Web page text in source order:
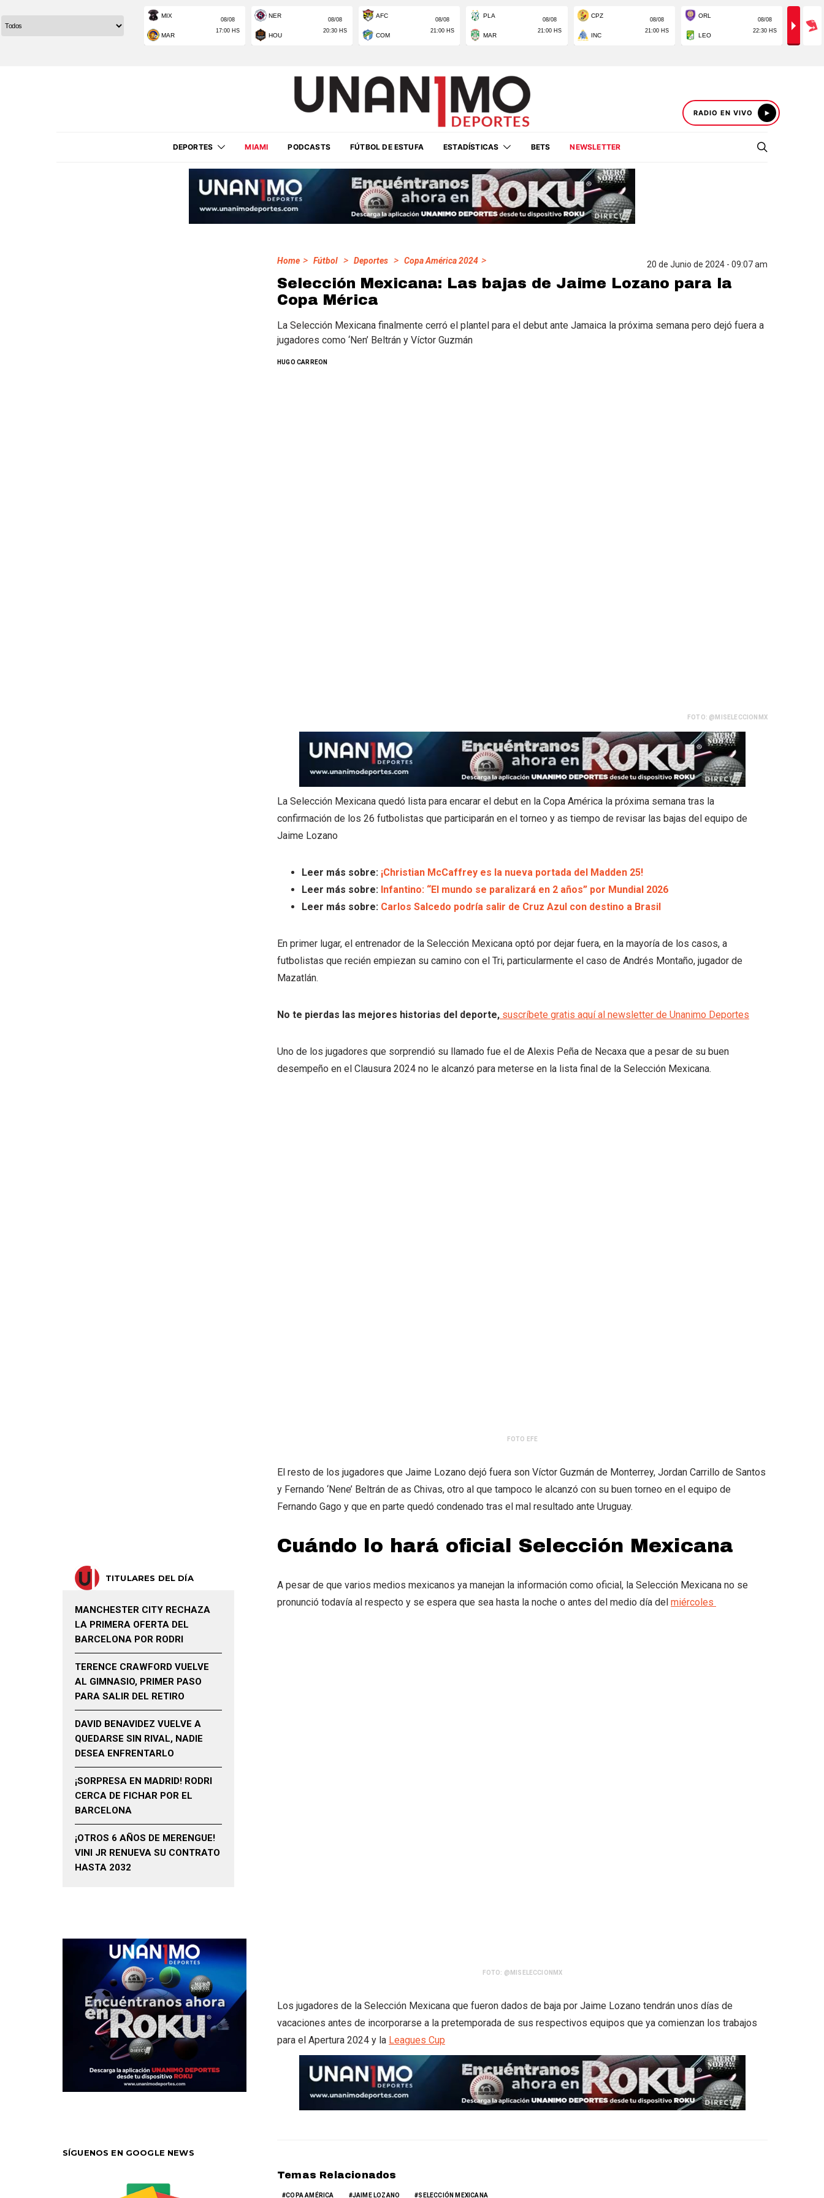
RADIO EN VIVO
DEPORTES MIAMI PODCASTS FÚTBOL DE ESTUFA ESTADÍSTICAS BETS NEWSLETTER
Home > Fútbol > Deportes > Copa América 2024 > 20 de Junio de 2024 - 09:07 am
Selección Mexicana: Las bajas de Jaime Lozano para la
Copa Mérica
La Selección Mexicana finalmente cerró el plantel para el debut ante Jamaica la próxima semana pero dejó fuera a
jugadores como ‘Nen’ Beltrán y Víctor Guzmán
HUGO CARREON
FOTO: @MISELECCIONMX
La Selección Mexicana quedó lista para encarar el debut en la Copa América la próxima semana tras la
confirmación de los 26 futbolistas que participarán en el torneo y as tiempo de revisar las bajas del equipo de
Jaime Lozano
Leer más sobre: ¡Christian McCaffrey es la nueva portada del Madden 25!
Leer más sobre: Infantino: “El mundo se paralizará en 2 años” por Mundial 2026
Leer más sobre: Carlos Salcedo podría salir de Cruz Azul con destino a Brasil
En primer lugar, el entrenador de la Selección Mexicana optó por dejar fuera, en la mayoría de los casos, a
futbolistas que recién empiezan su camino con el Tri, particularmente el caso de Andrés Montaño, jugador de
Mazatlán.
No te pierdas las mejores historias del deporte, suscríbete gratis aquí al newsletter de Unanimo Deportes
Uno de los jugadores que sorprendió su llamado fue el de Alexis Peña de Necaxa que a pesar de su buen
desempeño en el Clausura 2024 no le alcanzó para meterse en la lista final de la Selección Mexicana.
FOTO EFE
El resto de los jugadores que Jaime Lozano dejó fuera son Víctor Guzmán de Monterrey, Jordan Carrillo de Santos
y Fernando ‘Nene’ Beltrán de as Chivas, otro al que tampoco le alcanzó con su buen torneo en el equipo de
Fernando Gago y que en parte quedó condenado tras el mal resultado ante Uruguay.
Cuándo lo hará oficial Selección Mexicana
A pesar de que varios medios mexicanos ya manejan la información como oficial, la Selección Mexicana no se
pronunció todavía al respecto y se espera que sea hasta la noche o antes del medio día del miércoles
FOTO: @MISELECCIONMX
Los jugadores de la Selección Mexicana que fueron dados de baja por Jaime Lozano tendrán unos días de
vacaciones antes de incorporarse a la pretemporada de sus respectivos equipos que ya comienzan los trabajos
para el Apertura 2024 y la Leagues Cup
Temas Relacionados
COPA AMÉRICA JAIME LOZANO SELECCIÓN MEXICANA
TITULARES DEL DÍA
MANCHESTER CITY RECHAZA
LA PRIMERA OFERTA DEL
BARCELONA POR RODRI
TERENCE CRAWFORD VUELVE
AL GIMNASIO, PRIMER PASO
PARA SALIR DEL RETIRO
DAVID BENAVIDEZ VUELVE A
QUEDARSE SIN RIVAL, NADIE
DESEA ENFRENTARLO
¡SORPRESA EN MADRID! RODRI
CERCA DE FICHAR POR EL
BARCELONA
¡OTROS 6 AÑOS DE MERENGUE!
VINI JR RENUEVA SU CONTRATO
HASTA 2032
SÍGUENOS EN GOOGLE NEWS